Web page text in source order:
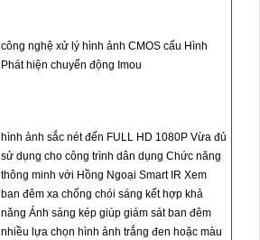
công nghệ xử lý hình ảnh CMOS cấu Hình
Phát hiện chuyển động Imou
hình ảnh sắc nét đến FULL HD 1080P Vừa đủ
sử dụng cho công trình dân dụng Chức năng
thông minh với Hồng Ngoại Smart IR Xem
ban đêm xa chống chói sáng kết hợp khả
năng Ánh sáng kép giúp giám sát ban đêm
nhiều lựa chọn hình ảnh trắng đen hoặc màu